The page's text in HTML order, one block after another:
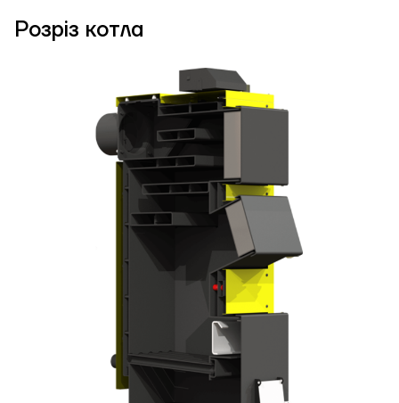
Розріз котла
Довжина, м
утеплення, Вт/м
Гарно утеплений, 55
потужність, кВт
Надіслати
Надіслати